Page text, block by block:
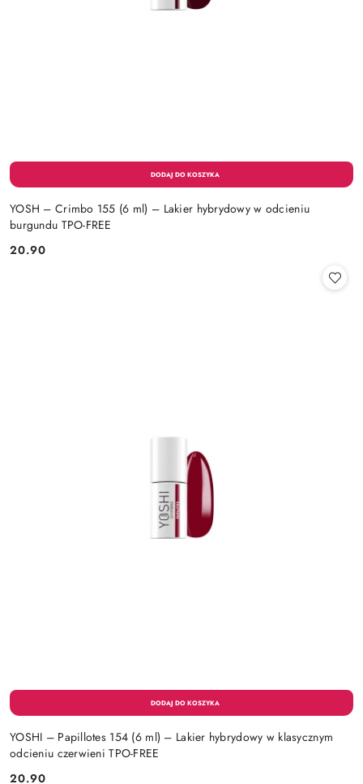
YOSH – Crimbo 155 (6 ml) – Lakier hybrydowy w odcieniu
burgundu TPO-FREE
Cena:
20.90
YOSHI – Papillotes 154 (6 ml) – Lakier hybrydowy w klasycznym
odcieniu czerwieni TPO-FREE
20.90